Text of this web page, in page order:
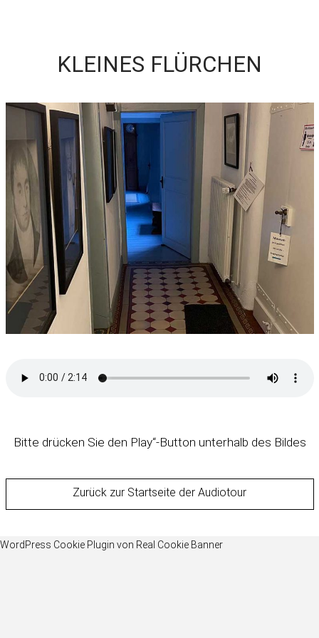
KLEINES FLÜRCHEN
Bitte drücken Sie den Play“-Button unterhalb des Bildes
Zurück zur Startseite der Audiotour
WordPress Cookie Plugin von Real Cookie Banner